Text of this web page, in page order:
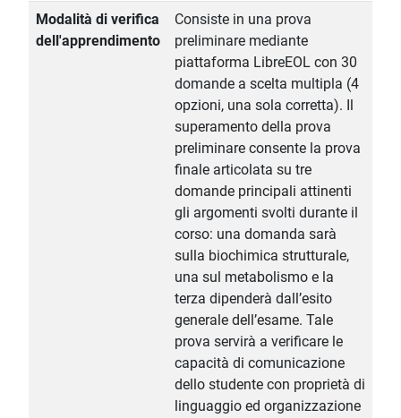
Modalità di verifica
dell'apprendimento
Consiste in una prova
preliminare mediante
piattaforma LibreEOL con 30
domande a scelta multipla (4
opzioni, una sola corretta). Il
superamento della prova
preliminare consente la prova
finale articolata su tre
domande principali attinenti
gli argomenti svolti durante il
corso: una domanda sarà
sulla biochimica strutturale,
una sul metabolismo e la
terza dipenderà dall’esito
generale dell’esame. Tale
prova servirà a verificare le
capacità di comunicazione
dello studente con proprietà di
linguaggio ed organizzazione